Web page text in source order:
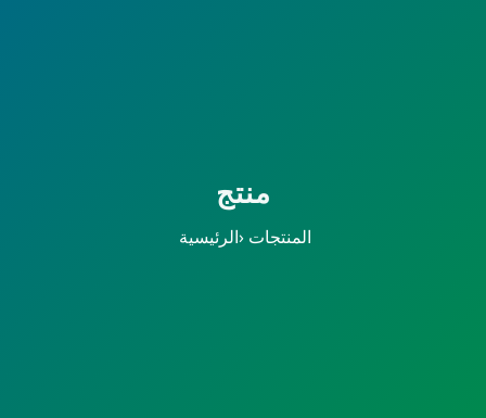
منتج
الرئيسية› المنتجات